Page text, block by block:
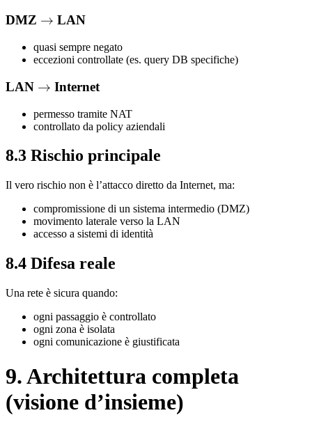
DMZ \rightarrow
→ LAN
quasi sempre negato
eccezioni controllate (es. query DB specifiche)
LAN \rightarrow
→ Internet
permesso tramite NAT
controllato da policy aziendali
8.3 Rischio principale
Il vero rischio non è l’attacco diretto da Internet, ma:
compromissione di un sistema intermedio (DMZ)
movimento laterale verso la LAN
accesso a sistemi di identità
8.4 Difesa reale
Una rete è sicura quando:
ogni passaggio è controllato
ogni zona è isolata
ogni comunicazione è giustificata
9. Architettura completa
(visione d’insieme)